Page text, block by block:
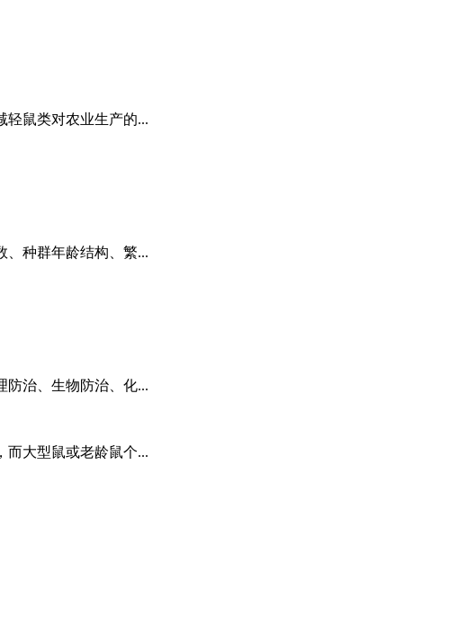
轻鼠类对农业生产的...
、种群年龄结构、繁...
防治、生物防治、化...
而大型鼠或老龄鼠个...